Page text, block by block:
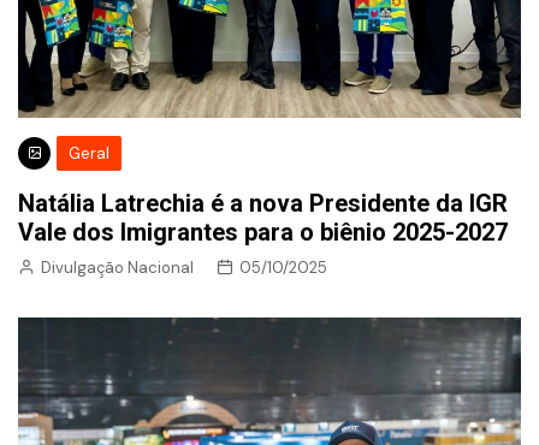
Geral
Natália Latrechia é a nova Presidente da IGR
Vale dos Imigrantes para o biênio 2025-2027
Divulgação Nacional 05/10/2025